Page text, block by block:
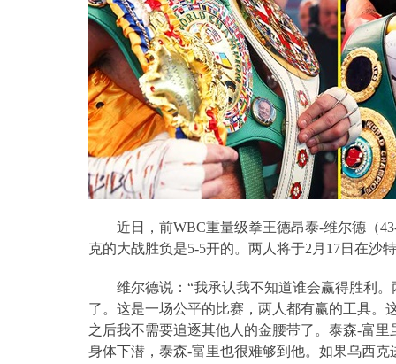
近日，前WBC重量级拳王德昂泰-维尔德（
克的大战胜负是5-5开的。两人将于2 月 17日在沙
维尔德说：“我承认我不知道谁会赢得胜利
了。这是一场公平的比赛，两人都有赢的工具。
之后我不需要追逐其他人的金腰带了。泰森-富里
身体下潜，泰森-富里也很难够到他。如果乌西